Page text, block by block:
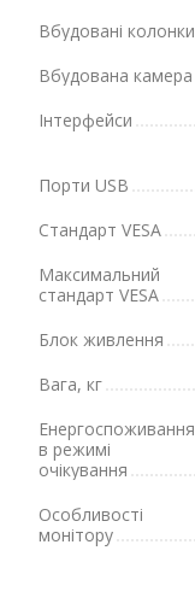
Вбудовані колонки
Вбудована камера
Інтерфейси
Порти USB
Стандарт VESA
Максимальний
стандарт VESA
Блок живлення
Вага, кг
Енергоспоживання
в режимі
очікування
Особливості
монітору